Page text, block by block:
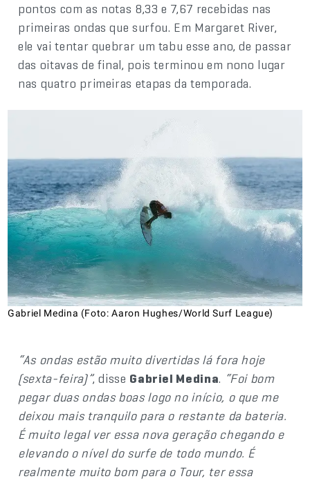
pontos com as notas 8,33 e 7,67 recebidas nas
primeiras ondas que surfou. Em Margaret River,
ele vai tentar quebrar um tabu esse ano, de passar
das oitavas de final, pois terminou em nono lugar
nas quatro primeiras etapas da temporada.
Gabriel Medina (Foto: Aaron Hughes/World Surf League)
“As ondas estão muito divertidas lá fora hoje
(sexta-feira)”, disse Gabriel Medina. “Foi bom
pegar duas ondas boas logo no início, o que me
deixou mais tranquilo para o restante da bateria.
É muito legal ver essa nova geração chegando e
elevando o nível do surfe de todo mundo. É
realmente muito bom para o Tour, ter essa